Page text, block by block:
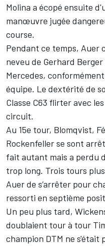
Molina a écopé ensuite
manœuvre jugée
course.
Pendant ce temps, Auer
neveu de Gerhard
Mercedes,
équipe. Le dextérité de
Classe C63 flirter avec
circuit.
Au 15e tour, Blomqvist,
Rockenfeller se sont
fait autant mais a perdu
trop long. Trois tours
Auer de s’arrêter pour
ressorti en septième
Un peu plus tard,
doublaient tour à tour
champion DTM ne